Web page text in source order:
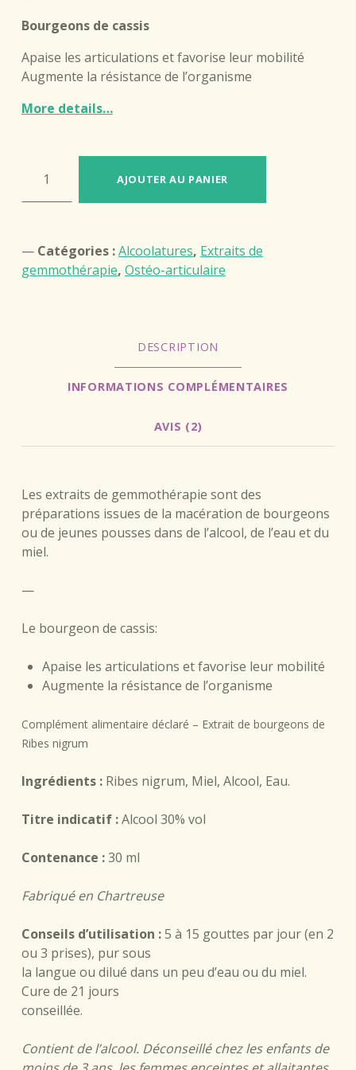
Bourgeons de cassis
Apaise les articulations et favorise leur mobilité
Augmente la résistance de l’organisme
More details…
AJOUTER AU PANIER
Catégories :Alcoolatures, Extraits de
gemmothérapie, Ostéo-articulaire
DESCRIPTION
INFORMATIONS COMPLÉMENTAIRES
AVIS (2)
Les extraits de gemmothérapie sont des
préparations issues de la macération de bourgeons
ou de jeunes pousses dans de l’alcool, de l’eau et du
miel.
—
Le bourgeon de cassis:
Apaise les articulations et favorise leur mobilité
Augmente la résistance de l’organisme
Complément alimentaire déclaré – Extrait de bourgeons de
Ribes nigrum
Ingrédients :Ribes nigrum, Miel, Alcool, Eau.
Titre indicatif :Alcool 30% vol
Contenance :30 ml
Fabriqué en Chartreuse
Conseils d’utilisation :5 à 15 gouttes par jour (en 2
ou 3 prises), pur sous
la langue ou dilué dans un peu d’eau ou du miel.
Cure de 21 jours
conseillée.
Contient de l’alcool. Déconseillé chez les enfants de